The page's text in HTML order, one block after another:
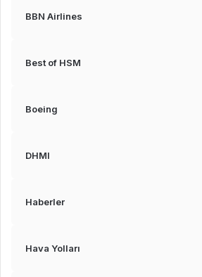
BBN Airlines
Best of HSM
Boeing
DHMI
Haberler
Hava Yolları